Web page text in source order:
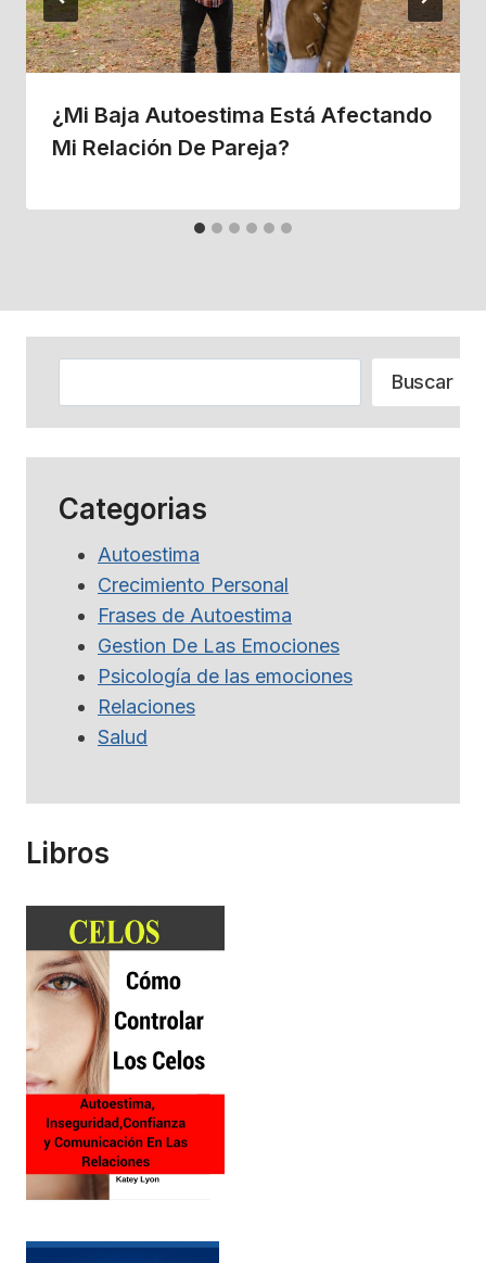
¿Mi Baja Autoestima Está Afectando
Mi Relación De Pareja?
Buscar
Categorias
Autoestima
Crecimiento Personal
Frases de Autoestima
Gestion De Las Emociones
Psicología de las emociones
Relaciones
Salud
Libros